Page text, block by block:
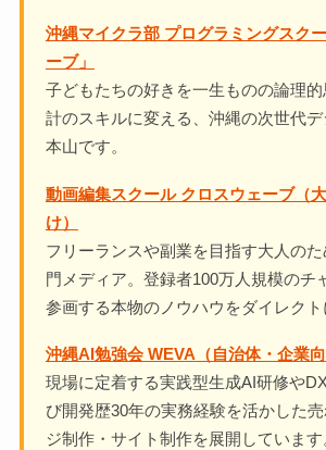
沖縄マイクラ部 プログラミングスク
ーブ」
子どもたちの好きを一生ものの論理
計のスキルに変える、沖縄の次世代
本山です。
動画編集スクール クロスウェーブ（
け）
フリーランスや副業を目指す大人の
門メディア。登録者100万人規模のチ
参画する本物のノウハウをダイレクト
沖縄AI勉強会 WEVA（自治体・企業向
現場に定着する実践型生成AI研修や
び開発歴30年の実務経験を活かした
ジ制作・サイト制作を展開しています